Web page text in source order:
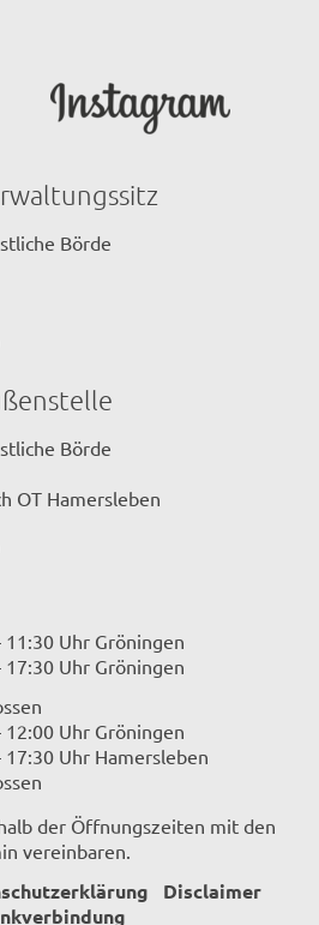
Börde
Börde
OT Hamersleben
11:30 Uhr Gröningen
17:30 Uhr Gröningen
12:00 Uhr Gröningen
17:30 Uhr Hamersleben
der Öffnungszeiten mit den
vereinbaren.
Disclaimer